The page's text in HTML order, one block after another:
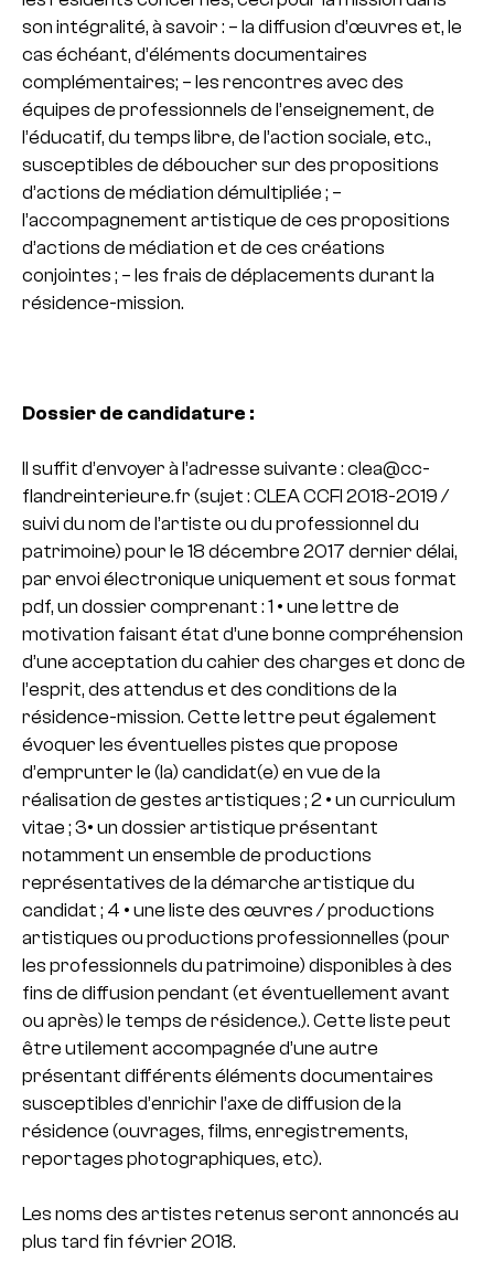
son intégralité, à savoir : – la diffusion d’œuvres et, le
cas échéant, d’éléments documentaires
complémentaires; – les rencontres avec des
équipes de professionnels de l’enseignement, de
l’éducatif, du temps libre, de l’action sociale, etc.,
susceptibles de déboucher sur des propositions
d’actions de médiation démultipliée ; –
l’accompagnement artistique de ces propositions
d’actions de médiation et de ces créations
conjointes ; – les frais de déplacements durant la
résidence-mission.
Dossier de candidature :
Il suffit d’envoyer à l’adresse suivante : clea@cc-
flandreinterieure.fr (sujet : CLEA CCFI 2018-2019 /
suivi du nom de l’artiste ou du professionnel du
patrimoine) pour le 18 décembre 2017 dernier délai,
par envoi électronique uniquement et sous format
pdf, un dossier comprenant : 1 • une lettre de
motivation faisant état d’une bonne compréhension
d’une acceptation du cahier des charges et donc de
l’esprit, des attendus et des conditions de la
résidence-mission. Cette lettre peut également
évoquer les éventuelles pistes que propose
d’emprunter le (la) candidat(e) en vue de la
réalisation de gestes artistiques ; 2 • un curriculum
vitae ; 3• un dossier artistique présentant
notamment un ensemble de productions
représentatives de la démarche artistique du
candidat ; 4 • une liste des œuvres / productions
artistiques ou productions professionnelles (pour
les professionnels du patrimoine) disponibles à des
fins de diffusion pendant (et éventuellement avant
ou après) le temps de résidence.). Cette liste peut
être utilement accompagnée d’une autre
présentant différents éléments documentaires
susceptibles d’enrichir l’axe de diffusion de la
résidence (ouvrages, films, enregistrements,
reportages photographiques, etc).
Les noms des artistes retenus seront annoncés au
plus tard fin février 2018.